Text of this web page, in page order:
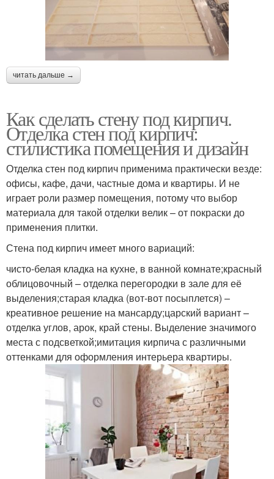
читать дальше →
Как сделать стену под кирпич.
Отделка стен под кирпич:
стилистика помещения и дизайн
Отделка стен под кирпич применима практически везде:
офисы, кафе, дачи, частные дома и квартиры. И не
играет роли размер помещения, потому что выбор
материала для такой отделки велик – от покраски до
применения плитки.
Стена под кирпич имеет много вариаций:
чисто-белая кладка на кухне, в ванной комнате;красный
облицовочный – отделка перегородки в зале для её
выделения;старая кладка (вот-вот посыплется) –
креативное решение на мансарду;царский вариант –
отделка углов, арок, край стены. Выделение значимого
места с подсветкой;имитация кирпича с различными
оттенками для оформления интерьера квартиры.